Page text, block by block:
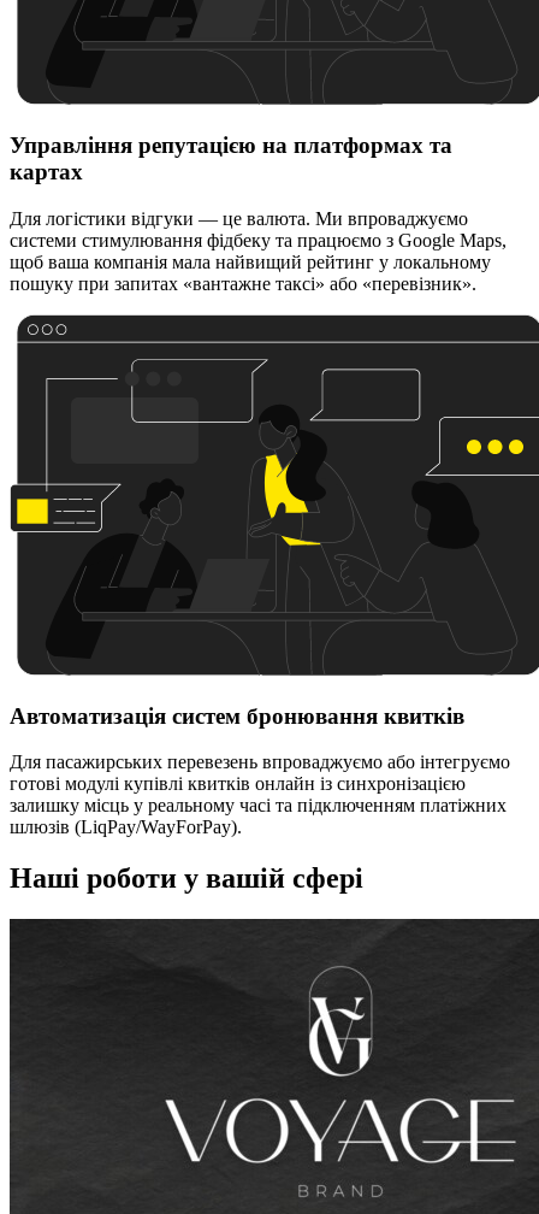
Управління репутацією на платформах та
картах
Для логістики відгуки — це валюта. Ми впроваджуємо
системи стимулювання фідбеку та працюємо з Google Maps,
щоб ваша компанія мала найвищий рейтинг у локальному
пошуку при запитах «вантажне таксі» або «перевізник».
Автоматизація систем бронювання квитків
Для пасажирських перевезень впроваджуємо або інтегруємо
готові модулі купівлі квитків онлайн із синхронізацією
залишку місць у реальному часі та підключенням платіжних
шлюзів (LiqPay/WayForPay).
Наші роботи у вашій сфері